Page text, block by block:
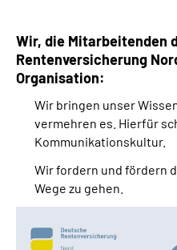
Mein
Wir, die Mitarbeitenden
Rentenversicherung
Organisation:
Wir bringen unser
vermehren es. Hierfür
Kommunikationskultur.
Wir fordern und fördern
Wege zu gehen.